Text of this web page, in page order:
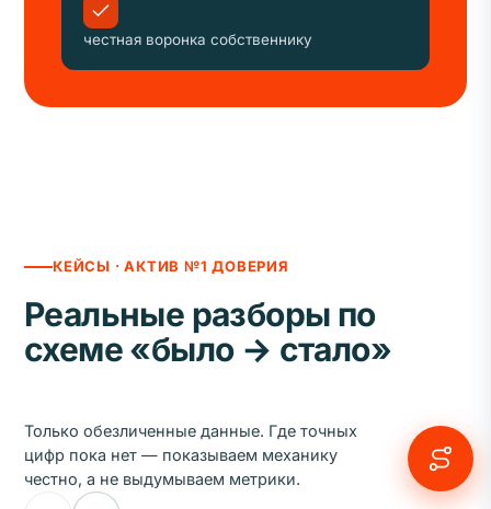
честная воронка собственнику
КЕЙСЫ · АКТИВ №1 ДОВЕРИЯ
Реальные разборы по
схеме «было → стало»
Только обезличенные данные. Где точных
цифр пока нет — показываем механику
честно, а не выдумываем метрики.